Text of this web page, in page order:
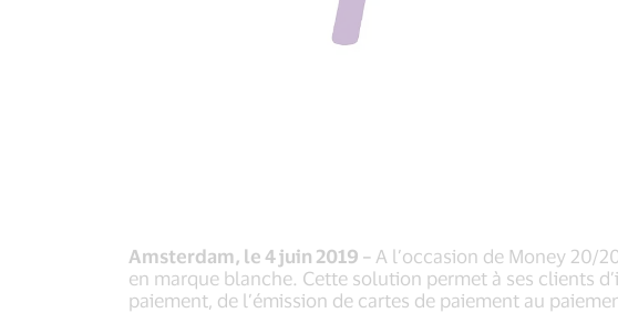
Amsterdam, le 4 juin 2019 – A l’occasion de Money 20/
en marque blanche. Cette solution permet à ses clients
paiement, de l’émission de cartes de paiement au